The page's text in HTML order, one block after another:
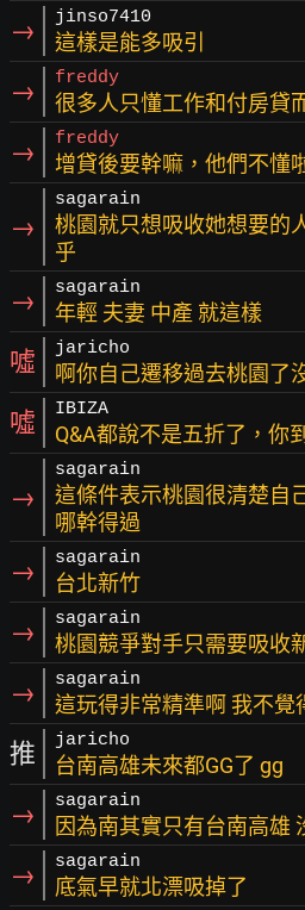
→ jinso7410
這樣是能多吸引
→ freddy
很多人只懂工作和付房貸
→ freddy
增貸後要幹嘛，他們不懂
→
sagarain
桃園就只想吸收她想要的
乎
→ sagarain
年輕 夫妻 中產 就這樣
噓 jaricho
啊你自己遷移過去桃園了
噓 IBIZA
Q&A都說不是五折了，你
→
sagarain
這條件表示桃園很清楚自
哪幹得過
→ sagarain
台北新竹
→ sagarain
桃園競爭對手只需要吸收
→ sagarain
這玩得非常精準啊 我不覺
推 jaricho
台南高雄未來都GG了 gg
→ sagarain
因為南其實只有台南高雄
→ sagarain
底氣早就北漂吸掉了